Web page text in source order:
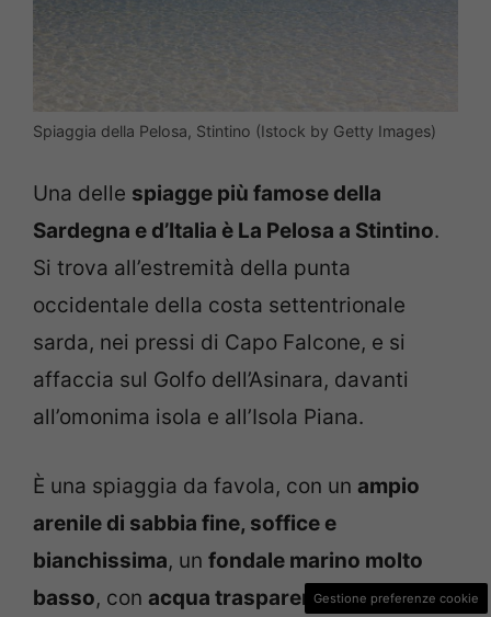
Spiaggia della Pelosa, Stintino (Istock by Getty Images)
Una delle spiagge più famose della
Sardegna e d’Italia è La Pelosa a Stintino.
Si trova all’estremità della punta
occidentale della costa settentrionale
sarda, nei pressi di Capo Falcone, e si
affaccia sul Golfo dell’Asinara, davanti
all’omonima isola e all’Isola Piana.
È una spiaggia da favola, con un ampio
arenile di sabbia fine, soffice e
bianchissima, un fondale marino molto
basso, con acqua trasparente e turchese
Gestione preferenze cookie